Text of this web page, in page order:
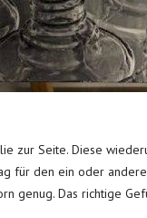
zur Seite. Diese
für den ein oder
genug. Das richtige